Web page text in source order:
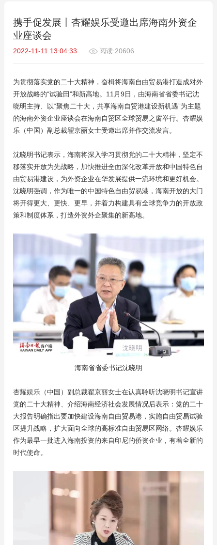
携手促发展丨杏耀娱乐受邀出席海南外资企
业座谈会
2022-11-11 13:04:33 阅读:20606
为贯彻落实党的二十大精神，奋楫将海南自由贸易港打造成对外
开放战略的“试验田”和新高地。11月9日，由海南省省委书记沈
晓明主持、以“聚焦二十大，共享海南自贸港建设新机遇”为主题
的海南外资企业座谈会在海南自贸区全球贸易之窗举行。杏耀娱
乐（中国）副总裁翟京丽女士受邀出席并作交流发言。
沈晓明书记表示，海南将深入学习贯彻党的二十大精神，坚定不
移落实开放为先战略，加快推进全面深化改革开放和中国特色自
由贸易港建设，为外资企业在华发展提供一流环境和更好机会。
沈晓明强调，作为唯一的中国特色自由贸易港，海南开放的大门
将开得更大、更快、更早，并着力构建具有全球竞争力的开放政
策和制度体系，打造外资外企聚集的新高地。
海南省省委书记沈晓明
杏耀娱乐（中国）副总裁翟京丽女士在认真聆听沈晓明书记宣讲
党的二十大精神、介绍海南经济社会发展情况后表示：党的二十
大报告明确指出要加快建设海南自由贸易港，实施自由贸易试验
区提升战略，扩大面向全球的高标准自由贸易区网络。杏耀娱乐
作为最早一批进入海南投资的来自印尼的侨资企业，有着全新的
时代使命。